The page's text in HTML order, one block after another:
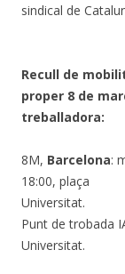
sindical de
Recull de
proper 8 de
treballadora:
8M, Barcelona:
18:00, plaça
Universitat.
Punt de trobada
Universitat.